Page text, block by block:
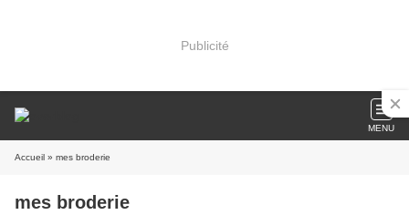
Publicité
MENU
Accueil » mes broderie
mes broderie